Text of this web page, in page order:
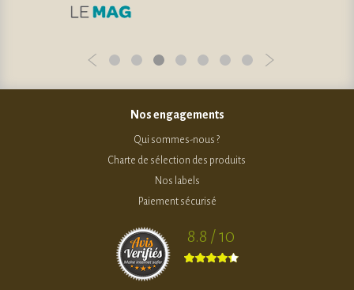
Nos engagements
Qui sommes-nous ?
Charte de sélection des produits
Nos labels
Paiement sécurisé
8.8 / 10